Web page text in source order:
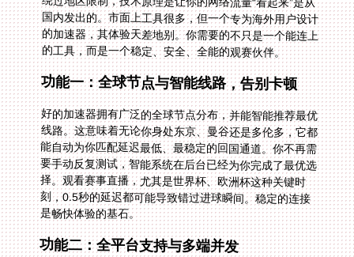
的工具，而是一个稳定、安全、全能的观赛伙伴。
功能一：全球节点与智能线路，告别卡顿
好的加速器拥有广泛的全球节点分布，并能智能推荐最优
线路。这意味着无论你身处东京、曼谷还是多伦多，它都
能自动为你匹配延迟最低、最稳定的回国通道。你不再需
要手动反复测试，智能系统在后台已经为你完成了最优选
择。观看赛事直播，尤其是世界杯、欧洲杯这种关键时
刻，0.5秒的延迟都可能导致错过进球瞬间。稳定的连接
是畅快体验的基石。
功能二：全平台支持与多端并发